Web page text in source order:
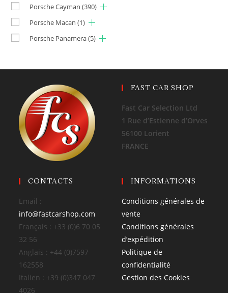
Porsche Cayman (390)
Porsche Macan (1)
Porsche Panamera(5)
FAST CAR SHOP
Fast Car Selection Ltd
1 Rue d’Estienne d’Orves
56100 Lorient
FRANCE
CONTACTS
Email :
info@fastcarshop.com
Français : +33 (0)6 70 05
32 56
Anglais : +44 (0)7597
162558
Italien : +39 (0)347 047
4026
INFORMATIONS
Conditions générales de
vente
Conditions générales
d’expédition
Politique de
confidentialité
Gestion des Cookies